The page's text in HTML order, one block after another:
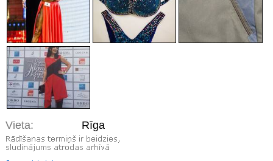
Vieta: Rīga